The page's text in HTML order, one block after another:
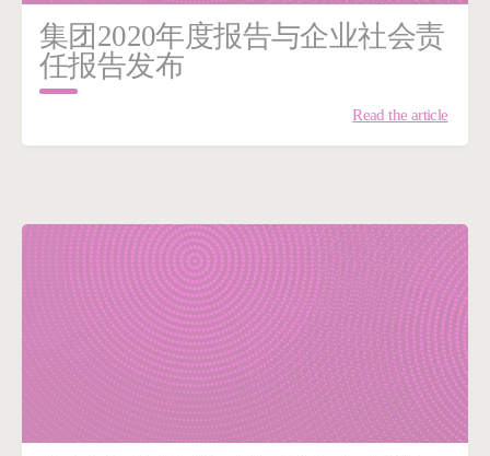
集团2020年度报告与企业社会责
任报告发布
Read the article